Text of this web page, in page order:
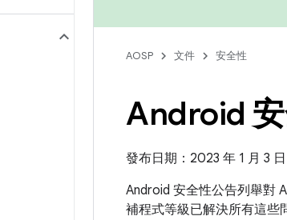
AOSP 文件 安全性
Android 安
發布日期：2023 年 1 月 3
Android 安全性公告列舉對
補程式等級已解決所有這些